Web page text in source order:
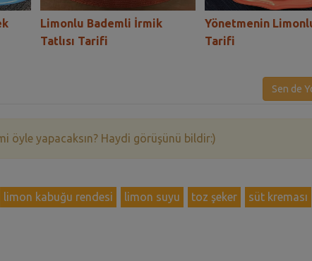
Limonlu Bademli İrmik
Tatlısı Tarifi
Yönetmenin
Tarifi
Sen de
öyle yapacaksın? Haydi görüşünü bildir:)
limon kabuğu rendesi limon suyu toz şeker
süt kreması